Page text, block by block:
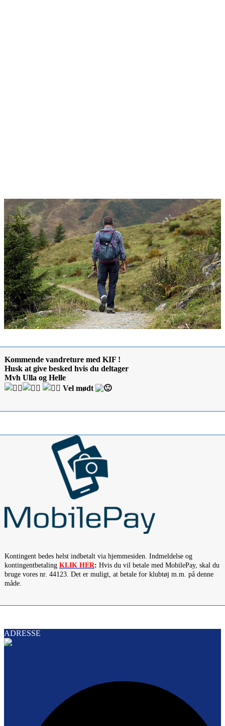
Kommende vandreture med KIF !
Husk at give besked hvis du deltager
Mvh Ulla og Helle
Vel mødt
Kontingent bedes helst indbetalt via hjemmesiden. Indmeldelse og
kontingentbetaling KLIK HER: Hvis du vil betale med MobilePay, skal du
bruge vores nr. 44123. Det er muligt, at betale for klubtøj m.m. på denne
måde.
ADRESSE